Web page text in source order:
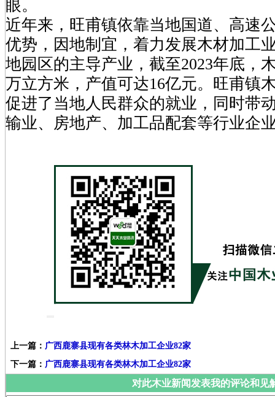
眼。
近年来，旺甫镇依靠当地国道、高速
优势，因地制宜，着力发展木材加工
地园区的主导产业，截至2023年底，
万立方米，产值可达16亿元。旺甫镇
促进了当地人民群众的就业，同时带
输业、房地产、加工品配套等行业企
上一篇： 广西鹿寨县现有各类林木加工企业82家
下一篇： 广西鹿寨县现有各类林木加工企业82家
对此木业新闻发表我的评论和见